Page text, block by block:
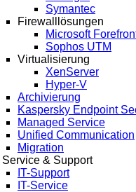
Symantec
Firewalllösungen
Microsoft
Sophos UTM
Virtualisierung
XenServer
Hyper-V
Archivierung
Kaspersky Endpoint
Managed Service
Unified Communication
Migration
Service & Support
IT-Support
IT-Service